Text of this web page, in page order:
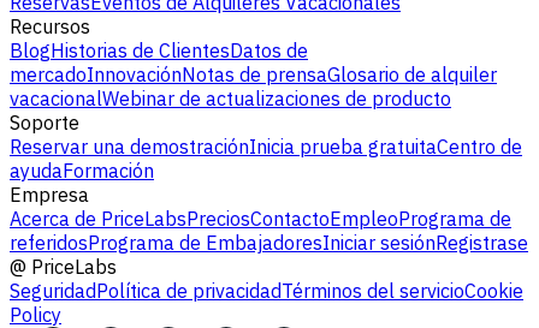
Recursos
BlogHistorias de ClientesDatos de
mercadoInnovaciónNotas de prensaGlosario de alquiler
vacacionalWebinar de actualizaciones de producto
Soporte
Reservar una demostraciónInicia prueba gratuitaCentro de
ayudaFormación
Empresa
Acerca de PriceLabsPreciosContactoEmpleoPrograma de
referidosPrograma de EmbajadoresIniciar sesiónRegistrase
@ PriceLabs
SeguridadPolítica de privacidadTérminos del servicioCookie
Policy